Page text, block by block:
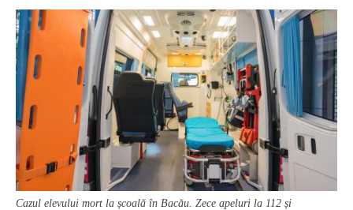
Cazul elevului mort la școală în Bacău. Zece apeluri la 112 și